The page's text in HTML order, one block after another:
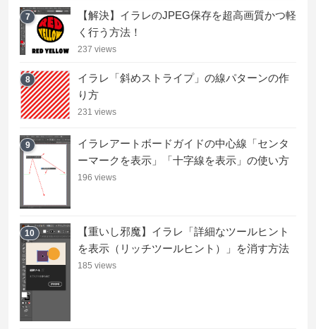
7
【解決】イラレのJPEG保存を超高画質かつ軽
く行う方法！
237 views
8
イラレ「斜めストライプ」の線パターンの作
り方
231 views
9
イラレアートボードガイドの中心線「センタ
ーマークを表示」「十字線を表示」の使い方
196 views
10
【重いし邪魔】イラレ「詳細なツールヒント
を表示（リッチツールヒント）」を消す方法
185 views